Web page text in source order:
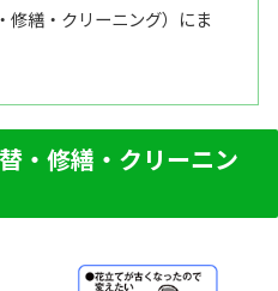
修繕・クリーニング）にま
・修繕・クリーニン